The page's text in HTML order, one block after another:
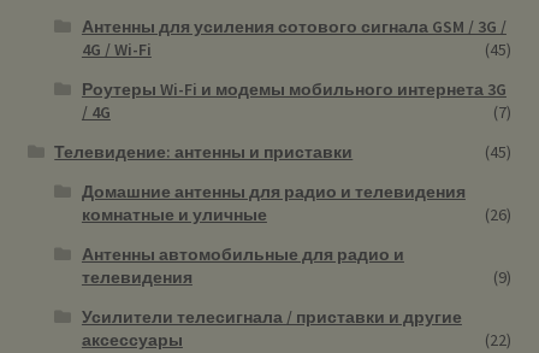
Антенны для усиления сотового сигнала GSM / 3G /
4G / Wi-Fi
(45)
Роутеры Wi-Fi и модемы мобильного интернета 3G
/ 4G
(7)
Телевидение: антенны и приставки
(45)
Домашние антенны для радио и телевидения
комнатные и уличные
(26)
Антенны автомобильные для радио и
телевидения
(9)
Усилители телесигнала / приставки и другие
аксессуары
(22)